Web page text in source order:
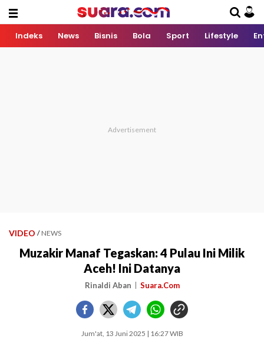
Indeks News Bisnis Bola Sport Lifestyle
VIDEO / NEWS
Muzakir Manaf Tegaskan: 4 Pulau Ini Milik
Aceh! Ini Datanya
Rinaldi Aban Suara.Com
Jum'at, 13 Juni 2025 | 16:27 WIB